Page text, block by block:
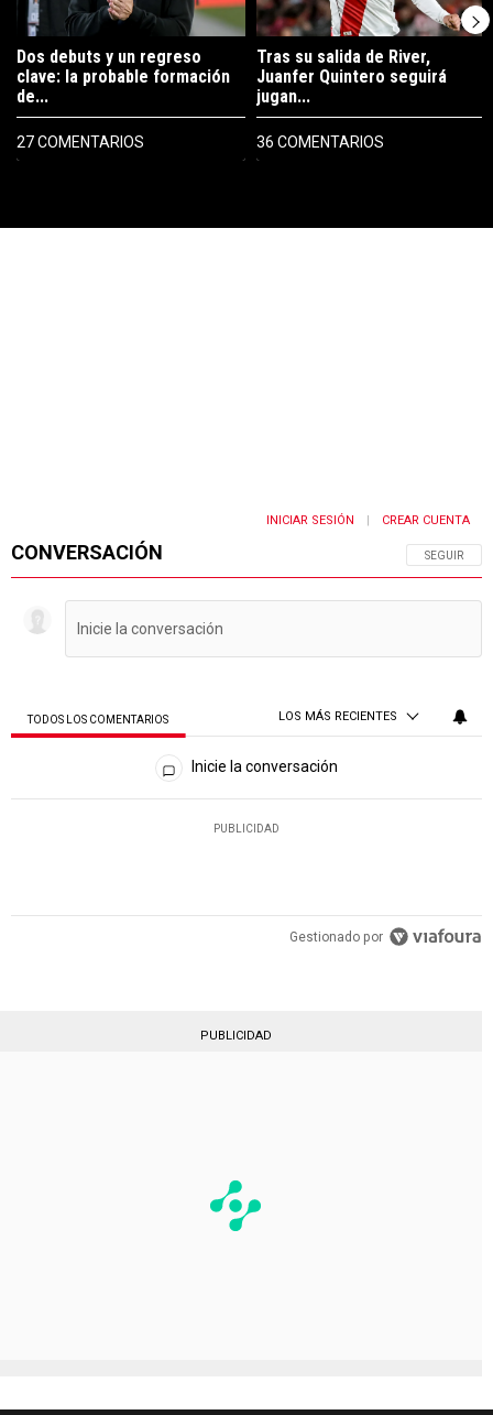
Dos debuts y un regreso
clave: la probable formación
de...
27 COMENTARIOS
Tras su salida de River,
Juanfer Quintero seguirá
jugan...
36 COMENTARIOS
CONVERSACIÓN SIGA ESTA
SEGUIR
INICIAR SESIÓN CREAR CUENTA
TODOS LOS COMENTARIOS LOS MÁS RECIENTES
Todos los comentarios
Inicie la conversación
PUBLICIDAD
Gestionado por
PUBLICIDAD